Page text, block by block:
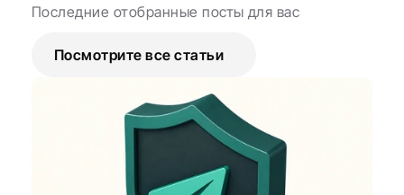
Последние отобранные посты для вас
Посмотрите все статьи